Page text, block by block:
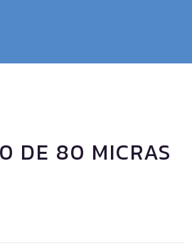
DE 80 MICRAS